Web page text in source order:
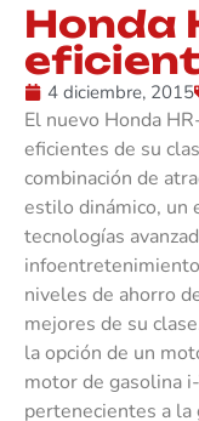
Honda
4 diciembre, 2015
El nuevo Honda
eficientes de su
combinación de
estilo dinámico, un
tecnologías
niveles de ahorro
mejores de su
la opción de un
motor de gasolina
pertenecientes a la